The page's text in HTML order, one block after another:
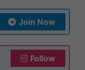
Join Now
Follow